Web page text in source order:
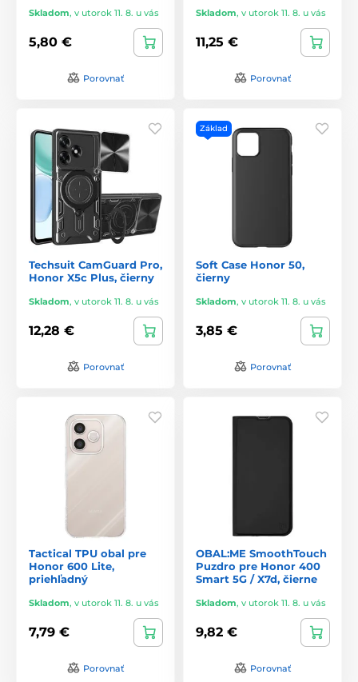
Skladom, v utorok 11. 8. u vás
5,80 €
Porovnať
Skladom, v utorok 11. 8. u vás
11,25 €
Porovnať
Techsuit CamGuard Pro,
Honor X5c Plus, čierny
Skladom, v utorok 11. 8. u vás
12,28 €
Porovnať
Základ
Soft Case Honor 50,
čierny
Skladom, v utorok 11. 8. u vás
3,85 €
Porovnať
Tactical TPU obal pre
Honor 600 Lite,
priehľadný
Skladom, v utorok 11. 8. u vás
7,79 €
Porovnať
OBAL:ME SmoothTouch
Puzdro pre Honor 400
Smart 5G / X7d, čierne
Skladom, v utorok 11. 8. u vás
9,82 €
Porovnať